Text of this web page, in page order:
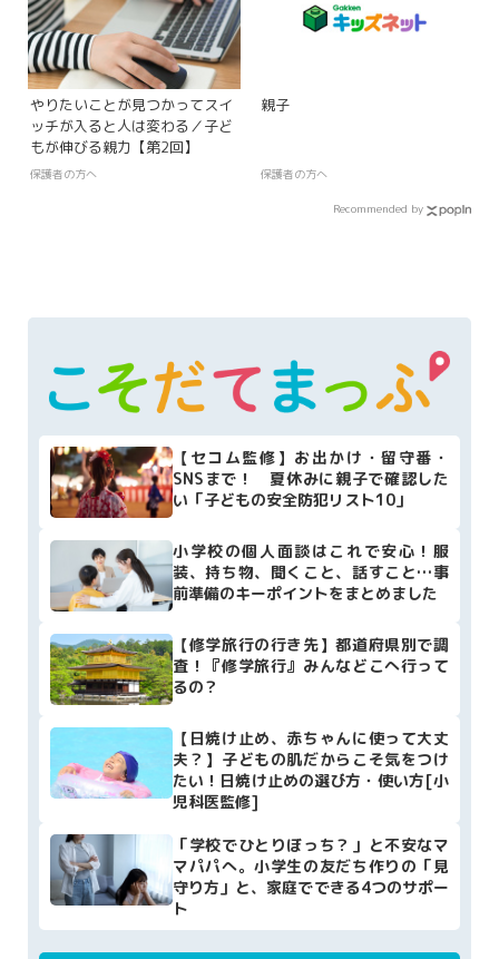
やりたいことが見つかってスイ
ッチが入ると人は変わる／子ど
もが伸びる親力【第2回】
保護者の方へ
親子
保護者の方へ
Recommended by
【セコム監修】お出かけ・留守番・
SNSまで！ 夏休みに親子で確認した
い「子どもの安全防犯リスト10」
小学校の個人面談はこれで安心！服
装、持ち物、聞くこと、話すこと…事
前準備のキーポイントをまとめました
【修学旅行の行き先】都道府県別で調
査！『修学旅行』みんなどこへ行って
るの？
【日焼け止め、赤ちゃんに使って大丈
夫？】子どもの肌だからこそ気をつけ
たい！日焼け止めの選び方・使い方[小
児科医監修]
「学校でひとりぼっち？」と不安なマ
マパパへ。小学生の友だち作りの「見
守り方」と、家庭でできる4つのサポー
ト